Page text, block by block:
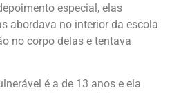
especial, elas
abordava no interior da escola
no corpo delas e tentava
é a de 13 anos e ela